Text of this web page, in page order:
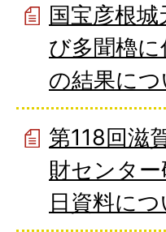
国宝彦根城
び多聞櫓
の結果につ
第118回滋
財センタ
日資料につ